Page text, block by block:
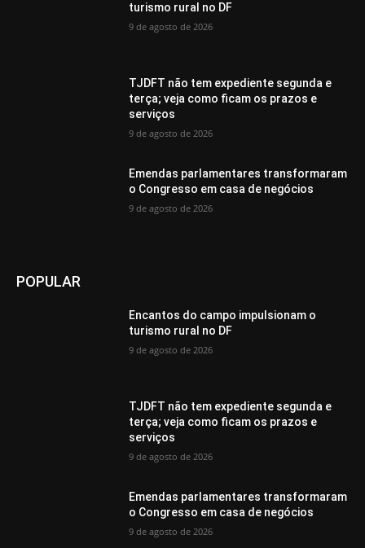
turismo rural no DF
9 de agosto de 2026
TJDFT não tem expediente segunda e
terça; veja como ficam os prazos e
serviços
9 de agosto de 2026
Emendas parlamentares transformaram
o Congresso em casa de negócios
9 de agosto de 2026
POPULAR
Encantos do campo impulsionam o
turismo rural no DF
9 de agosto de 2026
TJDFT não tem expediente segunda e
terça; veja como ficam os prazos e
serviços
9 de agosto de 2026
Emendas parlamentares transformaram
o Congresso em casa de negócios
9 de agosto de 2026